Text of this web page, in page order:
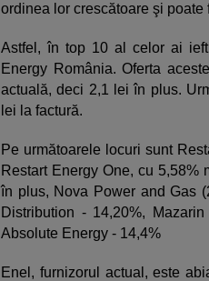
ordinea lor crescătoare şi poate
Astfel, în top 10 al celor ai
Energy România. Oferta
actuală, deci 2,1 lei în plus.
lei la factură.
Pe următoarele locuri sunt
Restart Energy One, cu
în plus, Nova Power and Gas
Distribution - 14,20%,
Absolute Energy - 14,4%
Enel, furnizorul actual, este